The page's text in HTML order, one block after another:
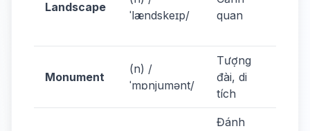
Landscape
ˈlændskeɪp/
quan
Monument
(n) /
ˈmɒnjumənt/
Tượng
đài, di
tích
Đánh